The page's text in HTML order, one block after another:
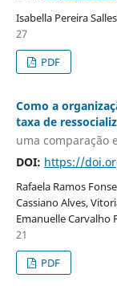
Isabella Pereira
27
PDF
Como a
taxa de
uma comparação
DOI: https://
Rafaela Ramos
Cassiano Alves,
Emanuelle Carvalho
21
PDF